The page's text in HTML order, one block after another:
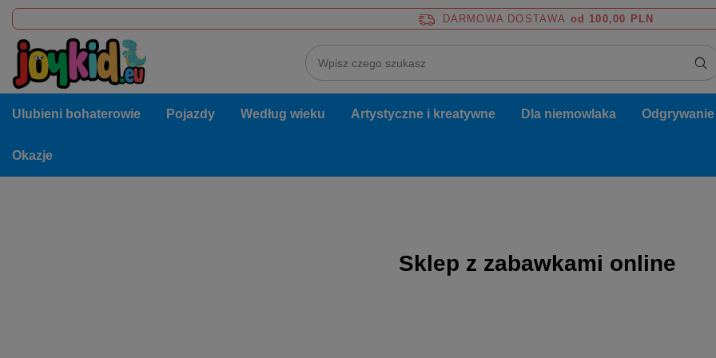
DARMOWA DOSTAWA od 100,00 PLN
Ulubieni bohaterowie Pojazdy Według wieku Artystyczne i kreatywne Dla niemowlaka
Okazje
Sklep z zabawkami online